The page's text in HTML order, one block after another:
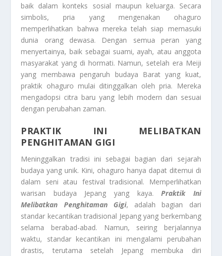
baik dalam konteks sosial maupun keluarga. Secara
simbolis, pria yang mengenakan ohaguro
memperlihatkan bahwa mereka telah siap memasuki
dunia orang dewasa. Dengan semua peran yang
menyertainya, baik sebagai suami, ayah, atau anggota
masyarakat yang di hormati. Namun, setelah era Meiji
yang membawa pengaruh budaya Barat yang kuat,
praktik ohaguro mulai ditinggalkan oleh pria. Mereka
mengadopsi citra baru yang lebih modern dan sesuai
dengan perubahan zaman.
PRAKTIK INI MELIBATKAN
PENGHITAMAN GIGI
Meninggalkan tradisi ini sebagai bagian dari sejarah
budaya yang unik. Kini, ohaguro hanya dapat ditemui di
dalam seni atau festival tradisional. Memperlihatkan
warisan budaya Jepang yang kaya.Praktik Ini
Melibatkan Penghitaman Gigi, adalah bagian dari
standar kecantikan tradisional Jepang yang berkembang
selama berabad-abad. Namun, seiring berjalannya
waktu, standar kecantikan ini mengalami perubahan
drastis, terutama setelah Jepang membuka diri